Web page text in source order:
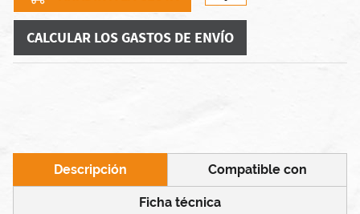
CALCULAR LOS GASTOS DE ENVÍO
Descripción Compatible con
Ficha técnica